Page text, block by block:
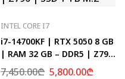
INTEL CORE I7
i7-14700KF | RTX 5050 8 GB
| RAM 32 GB – DDR5 | Z790
| SSD 1 TB M.2
7,450.00₾ 5,800.00₾